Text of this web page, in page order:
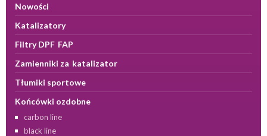
Nowości
Katalizatory
Filtry DPF FAP
Zamienniki za katalizator
Tłumiki sportowe
Końcówki ozdobne
carbon line
black line